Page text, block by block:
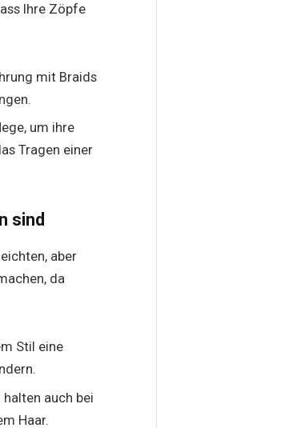
Ihre Zöpfe
mit Braids
um ihre
Tragen einer
sind
aber
da
Stil eine
auch bei
Haar.